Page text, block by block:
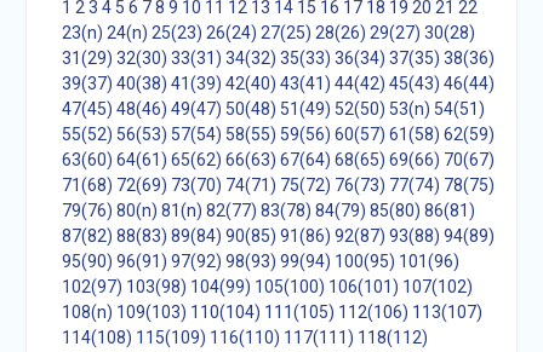
1 2 3 4 5 6 7 8 9 10 11 12 13 14 15 16 17 18 19 20 21 22
23(n) 24(n) 25(23) 26(24) 27(25) 28(26) 29(27) 30(28)
31(29) 32(30) 33(31) 34(32) 35(33) 36(34) 37(35) 38(36)
39(37) 40(38) 41(39) 42(40) 43(41) 44(42) 45(43) 46(44)
47(45) 48(46) 49(47) 50(48) 51(49) 52(50) 53(n) 54(51)
55(52) 56(53) 57(54) 58(55) 59(56) 60(57) 61(58) 62(59)
63(60) 64(61) 65(62) 66(63) 67(64) 68(65) 69(66) 70(67)
71(68) 72(69) 73(70) 74(71) 75(72) 76(73) 77(74) 78(75)
79(76) 80(n) 81(n) 82(77) 83(78) 84(79) 85(80) 86(81)
87(82) 88(83) 89(84) 90(85) 91(86) 92(87) 93(88) 94(89)
95(90) 96(91) 97(92) 98(93) 99(94) 100(95) 101(96)
102(97) 103(98) 104(99) 105(100) 106(101) 107(102)
108(n) 109(103) 110(104) 111(105) 112(106) 113(107)
114(108) 115(109) 116(110) 117(111) 118(112)